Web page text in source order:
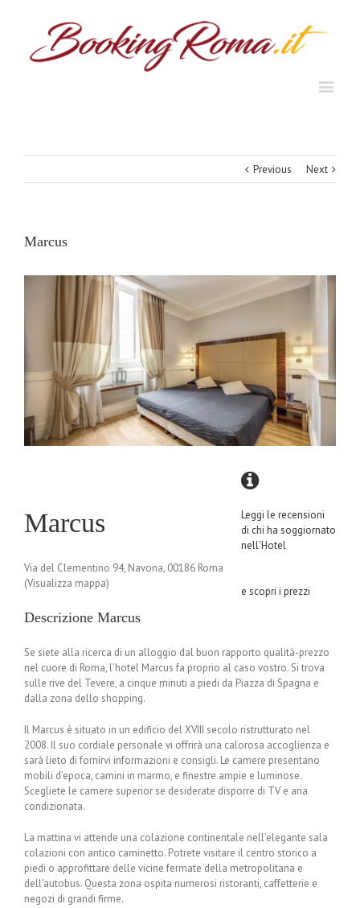
Previous Next
Marcus
Leggi le recensioni
di chi ha soggiornato
nell'Hotel
e scopri i prezzi
Marcus
Via del Clementino 94, Navona, 00186 Roma
(Visualizza mappa)
Descrizione Marcus
Se siete alla ricerca di un alloggio dal buon rapporto qualità-prezzo
nel cuore di Roma, l’hotel Marcus fa proprio al caso vostro. Si trova
sulle rive del Tevere, a cinque minuti a piedi da Piazza di Spagna e
dalla zona dello shopping.
Il Marcus è situato in un edificio del XVIII secolo ristrutturato nel
2008. Il suo cordiale personale vi offrirà una calorosa accoglienza e
sarà lieto di fornirvi informazioni e consigli. Le camere presentano
mobili d’epoca, camini in marmo, e finestre ampie e luminose.
Scegliete le camere superior se desiderate disporre di TV e aria
condizionata.
La mattina vi attende una colazione continentale nell’elegante sala
colazioni con antico caminetto. Potrete visitare il centro storico a
piedi o approfittare delle vicine fermate della metropolitana e
dell’autobus. Questa zona ospita numerosi ristoranti, caffetterie e
negozi di grandi firme.